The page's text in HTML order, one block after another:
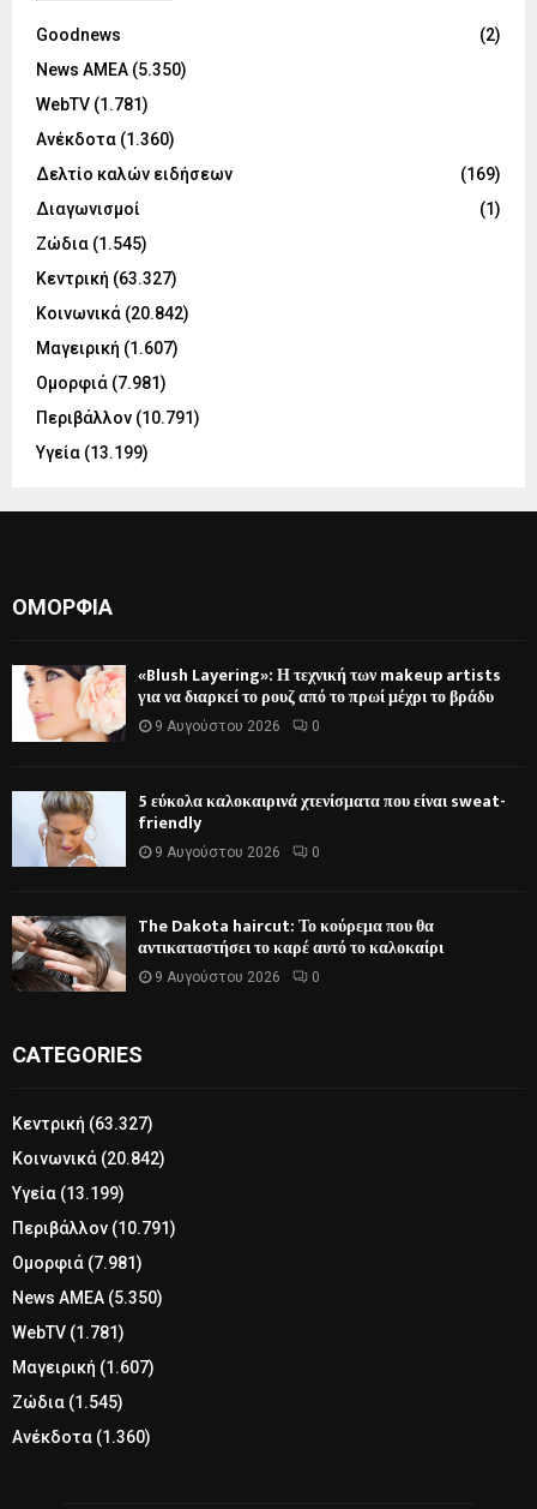
Goodnews
(2)
News ΑΜΕΑ (5.350)
WebTV (1.781)
Ανέκδοτα (1.360)
Δελτίο καλών ειδήσεων
(169)
Διαγωνισμοί
(1)
Ζώδια (1.545)
Κεντρική (63.327)
Κοινωνικά (20.842)
Μαγειρική (1.607)
Ομορφιά (7.981)
Περιβάλλον (10.791)
Υγεία (13.199)
ΟΜΟΡΦΙΆ
«Blush Layering»: Η τεχνική των makeup artists
για να διαρκεί το ρουζ από το πρωί μέχρι το βράδυ
9 Αυγούστου 2026 0
5 εύκολα καλοκαιρινά χτενίσματα που είναι sweat-
friendly
9 Αυγούστου 2026 0
The Dakota haircut: Το κούρεμα που θα
αντικαταστήσει το καρέ αυτό το καλοκαίρι
9 Αυγούστου 2026 0
CATEGORIES
Κεντρική (63.327)
Κοινωνικά (20.842)
Υγεία (13.199)
Περιβάλλον (10.791)
Ομορφιά (7.981)
News ΑΜΕΑ (5.350)
WebTV (1.781)
Μαγειρική (1.607)
Ζώδια (1.545)
Ανέκδοτα (1.360)